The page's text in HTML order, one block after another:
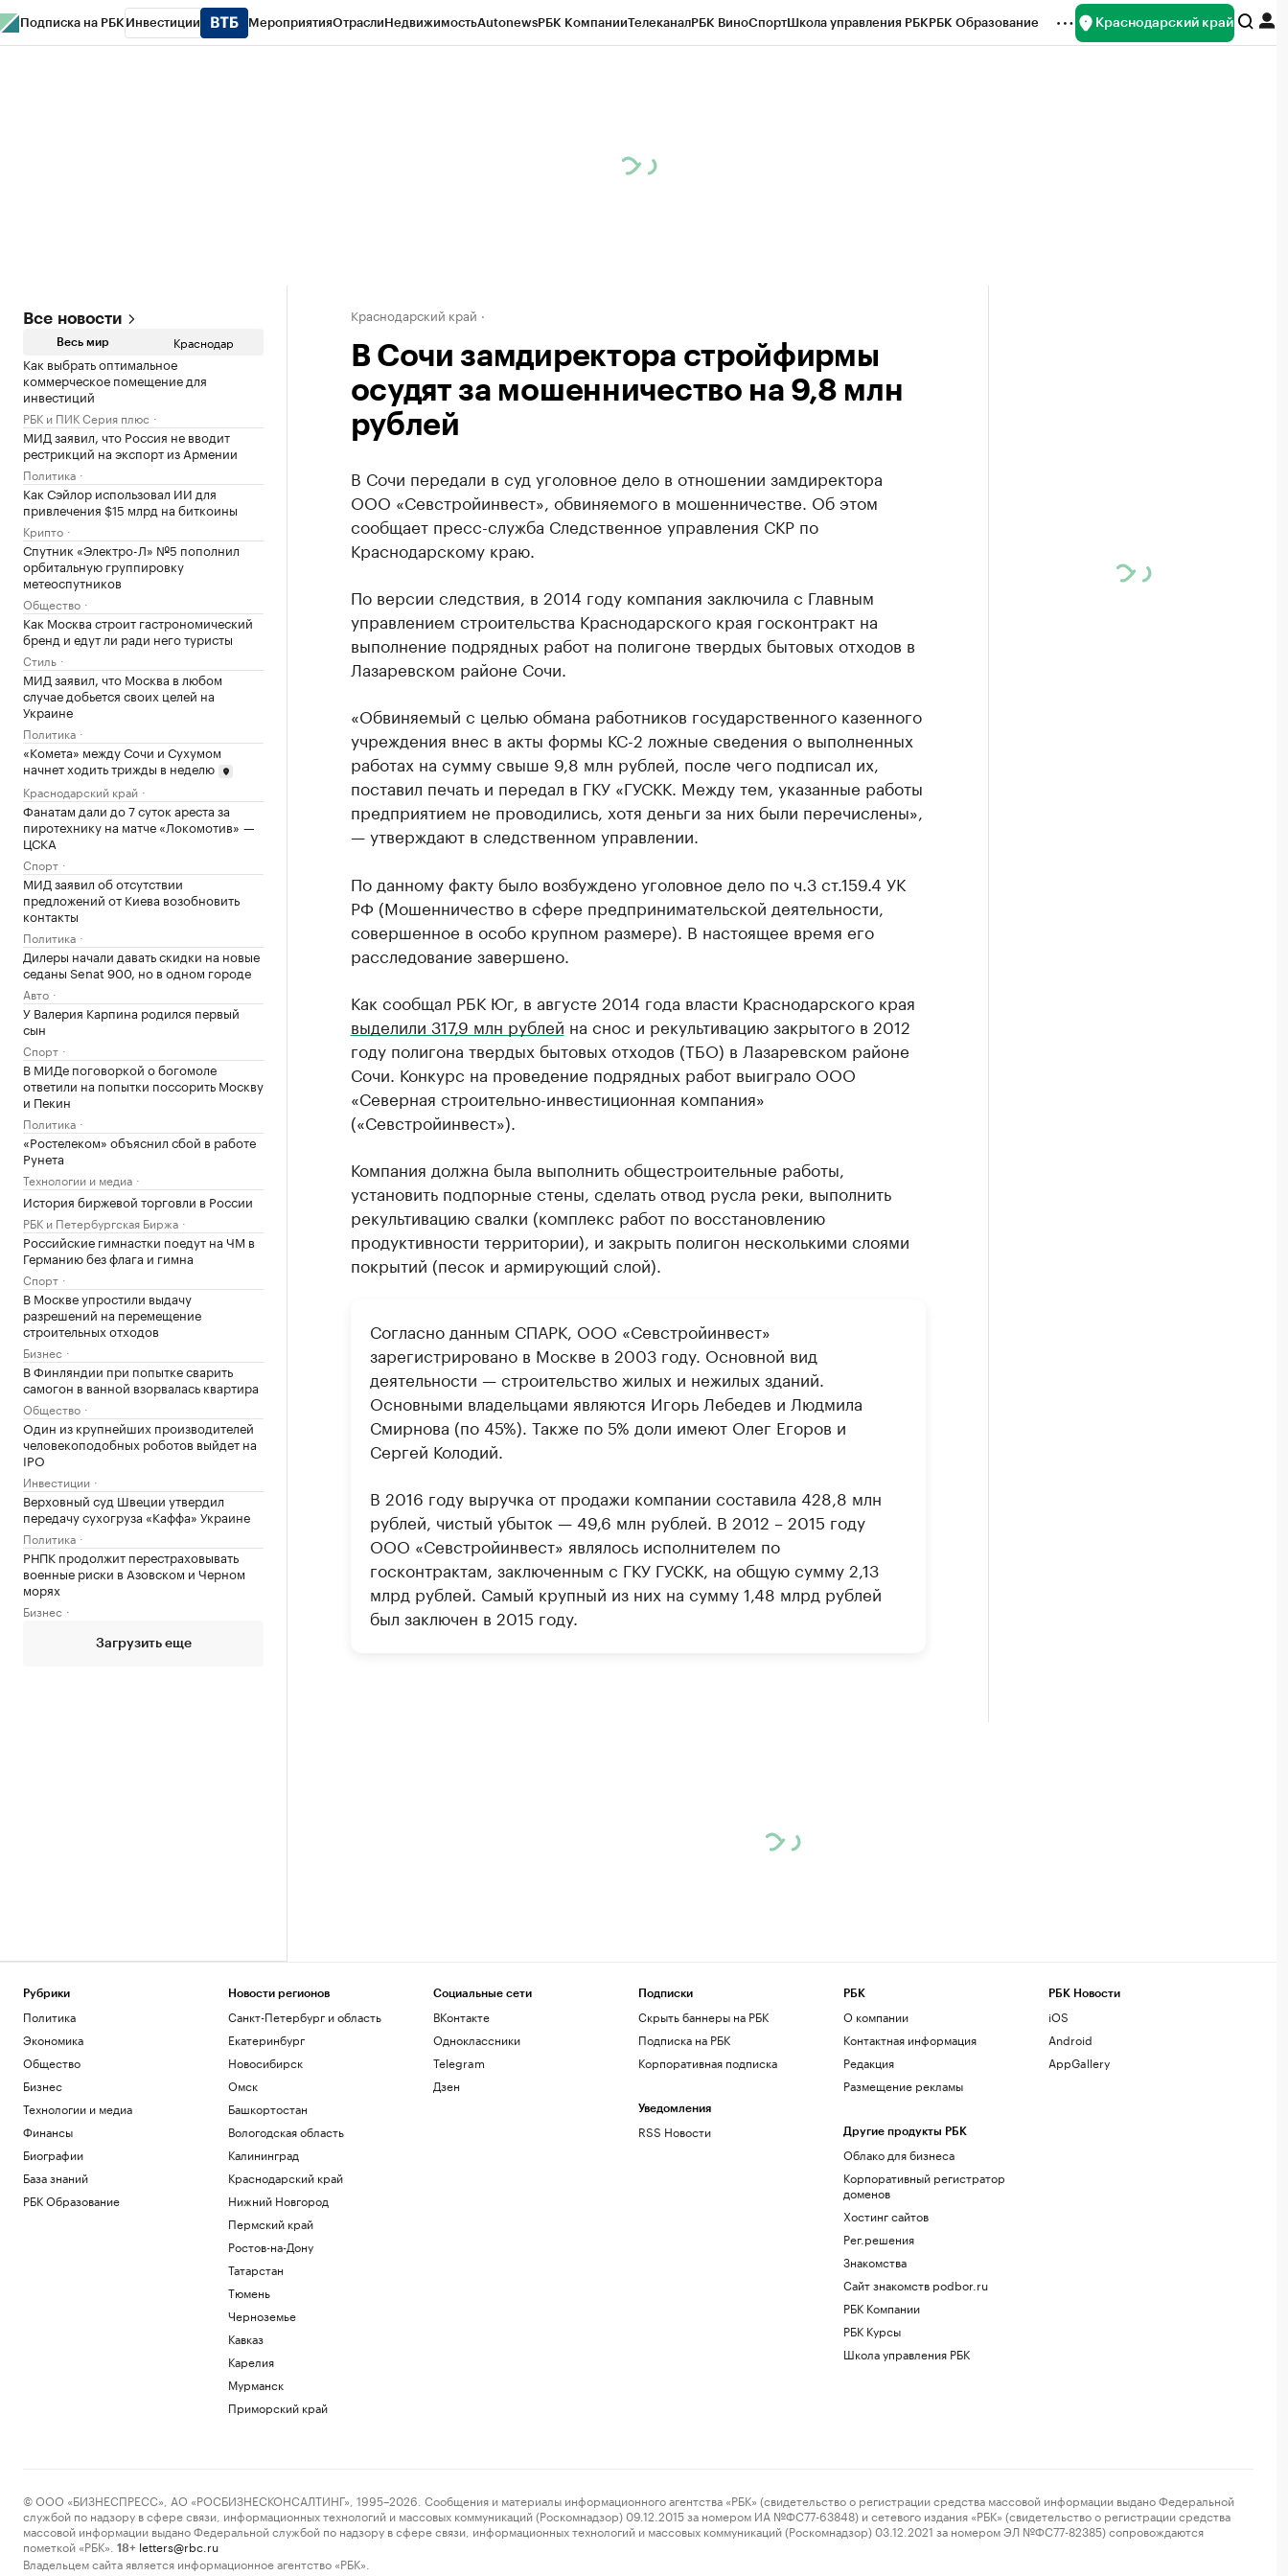
Подписка на РБК Инвестиции МероприятияОтраслиНедвижимостьAutonewsРБК КомпанииТелеканалРБК ВиноСпортШкола управления РБКРБК Образование Краснодарский край
Все новости
Весь мир Краснодар
Как выбрать оптимальное
коммерческое помещение для
инвестиций
РБК и ПИК Серия плюс
МИД заявил, что Россия не вводит
рестрикций на экспорт из Армении
Политика
Как Сэйлор использовал ИИ для
привлечения $15 млрд на биткоины
Крипто
Спутник «Электро-Л» №5 пополнил
орбитальную группировку
метеоспутников
Общество
Как Москва строит гастрономический
бренд и едут ли ради него туристы
Стиль
МИД заявил, что Москва в любом
случае добьется своих целей на
Украине
Политика
«Комета» между Сочи и Сухумом
начнет ходить трижды в неделю
Краснодарский край
Фанатам дали до 7 суток ареста за
пиротехнику на матче «Локомотив» —
ЦСКА
Спорт
МИД заявил об отсутствии
предложений от Киева возобновить
контакты
Политика
Дилеры начали давать скидки на новые
седаны Senat 900, но в одном городе
Авто
У Валерия Карпина родился первый
сын
Спорт
В МИДе поговоркой о богомоле
ответили на попытки поссорить Москву
и Пекин
Политика
«Ростелеком» объяснил сбой в работе
Рунета
Технологии и медиа
История биржевой торговли в России
РБК и Петербургская Биржа
Российские гимнастки поедут на ЧМ в
Германию без флага и гимна
Спорт
В Москве упростили выдачу
разрешений на перемещение
строительных отходов
Бизнес
В Финляндии при попытке сварить
самогон в ванной взорвалась квартира
Общество
Один из крупнейших производителей
человекоподобных роботов выйдет на
IPO
Инвестиции
Верховный суд Швеции утвердил
передачу сухогруза «Каффа» Украине
Политика
РНПК продолжит перестраховывать
военные риски в Азовском и Черном
морях
Бизнес
Загрузить еще
Краснодарский край
В Сочи замдиректора стройфирмы
осудят за мошенничество на 9,8 млн
рублей
В Сочи передали в суд уголовное дело в отношении замдиректора
ООО «Севстройинвест», обвиняемого в мошенничестве. Об этом
сообщает пресс-служба Следственное управления СКР по
Краснодарскому краю.
По версии следствия, в 2014 году компания заключила с Главным
управлением строительства Краснодарского края госконтракт на
выполнение подрядных работ на полигоне твердых бытовых отходов в
Лазаревском районе Сочи.
«Обвиняемый с целью обмана работников государственного казенного
учреждения внес в акты формы КС-2 ложные сведения о выполненных
работах на сумму свыше 9,8 млн рублей, после чего подписал их,
поставил печать и передал в ГКУ «ГУСКК. Между тем, указанные работы
предприятием не проводились, хотя деньги за них были перечислены»,
— утверждают в следственном управлении.
По данному факту было возбуждено уголовное дело по ч.3 ст.159.4 УК
РФ (Мошенничество в сфере предпринимательской деятельности,
совершенное в особо крупном размере). В настоящее время его
расследование завершено.
Как сообщал РБК Юг, в августе 2014 года власти Краснодарского края
выделили 317,9 млн рублей на снос и рекультивацию закрытого в 2012
году полигона твердых бытовых отходов (ТБО) в Лазаревском районе
Сочи. Конкурс на проведение подрядных работ выиграло ООО
«Северная строительно-инвестиционная компания»
(«Севстройинвест»).
Компания должна была выполнить общестроительные работы,
установить подпорные стены, сделать отвод русла реки, выполнить
рекультивацию свалки (комплекс работ по восстановлению
продуктивности территории), и закрыть полигон несколькими слоями
покрытий (песок и армирующий слой).
Согласно данным СПАРК, ООО «Севстройинвест»
зарегистрировано в Москве в 2003 году. Основной вид
деятельности — строительство жилых и нежилых зданий.
Основными владельцами являются Игорь Лебедев и Людмила
Смирнова (по 45%). Также по 5% доли имеют Олег Егоров и
Сергей Колодий.
В 2016 году выручка от продажи компании составила 428,8 млн
рублей, чистый убыток — 49,6 млн рублей. В 2012 – 2015 году
ООО «Севстройинвест» являлось исполнителем по
госконтрактам, заключенным с ГКУ ГУСКК, на общую сумму 2,13
млрд рублей. Самый крупный из них на сумму 1,48 млрд рублей
был заключен в 2015 году.
Рубрики
Политика
Экономика
Общество
Бизнес
Технологии и медиа
Финансы
Биографии
База знаний
РБК Образование
Новости регионов
Санкт-Петербург и область
Екатеринбург
Новосибирск
Омск
Башкортостан
Вологодская область
Калининград
Краснодарский край
Нижний Новгород
Пермский край
Ростов-на-Дону
Татарстан
Тюмень
Черноземье
Кавказ
Карелия
Мурманск
Приморский край
Социальные сети
ВКонтакте
Одноклассники
Telegram
Дзен
Подписки
Скрыть баннеры на РБК
Подписка на РБК
Корпоративная подписка
Уведомления
RSS Новости
РБК
О компании
Контактная информация
Редакция
Размещение рекламы
Другие продукты РБК
Облако для бизнеса
Корпоративный регистратор
доменов
Хостинг сайтов
Рег.решения
Знакомства
Сайт знакомств podbor.ru
РБК Компании
РБК Курсы
Школа управления РБК
РБК Новости
iOS
Android
AppGallery
© ООО «БИЗНЕСПРЕСС», АО «РОСБИЗНЕСКОНСАЛТИНГ», 1995–2026. Сообщения и материалы информационного агентства «РБК» (свидетельство о регистрации средства массовой информации выдано Федеральной
службой по надзору в сфере связи, информационных технологий и массовых коммуникаций (Роскомнадзор) 09.12.2015 за номером ИА №ФС77-63848) и сетевого издания «РБК» (свидетельство о регистрации средства
массовой информации выдано Федеральной службой по надзору в сфере связи, информационных технологий и массовых коммуникаций (Роскомнадзор) 03.12.2021 за номером ЭЛ №ФС77-82385) сопровождаются
пометкой «РБК».
18+ letters@rbc.ru
Владельцем сайта является информационное агентство «РБК».